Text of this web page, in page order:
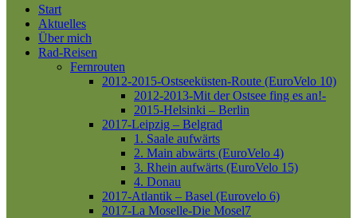
Close
Menu
Start
Aktuelles
Über mich
Rad-Reisen
Fernrouten
2012-2015-Ostseeküsten-Route (EuroVelo 10)
2012-2013-Mit der Ostsee fing es an!-
2015-Helsinki – Berlin
2017-Leipzig – Belgrad
1. Saale aufwärts
2. Main abwärts (EuroVelo 4)
3. Rhein aufwärts (EuroVelo 15)
4. Donau
2017-Atlantik – Basel (Eurovelo 6)
2017-La Moselle-Die Mosel7